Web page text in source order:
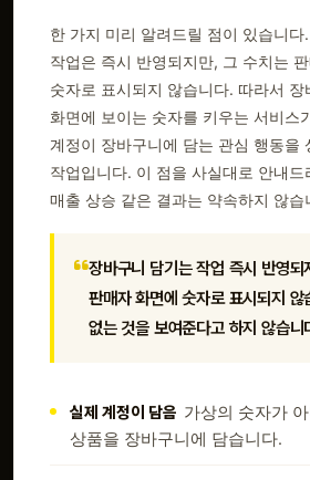
한 가지 미리 알려드릴 점이 있습니다
작업은 즉시 반영되지만, 그 수치는
숫자로 표시되지 않습니다. 따라서 장
화면에 보이는 숫자를 키우는 서비스
계정이 장바구니에 담는 관심 행동을
작업입니다. 이 점을 사실대로 안내
매출 상승 같은 결과는 약속하지 않습
장바구니 담기는 작업 즉시 반영되
판매자 화면에 숫자로 표시되지 않
없는 것을 보여준다고 하지 않습니
실제 계정이 담음 가상의 숫자가
상품을 장바구니에 담습니다.